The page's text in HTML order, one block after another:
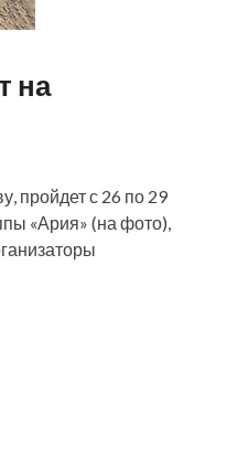
на
пройдет с 26 по 29
«Ария» (на фото),